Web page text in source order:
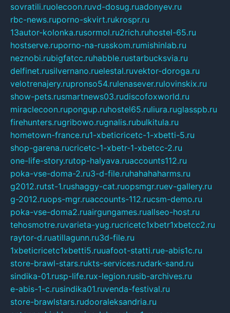
sovratili.ruolecoon.ruvd-dosug.ruadonyev.ru
rbc-news.ruporno-skvirt.rukrospr.ru
13autor-kolonka.rusormol.ru2rich.ruhostel-65.ru
hostserve.ruporno-na-russkom.rumishinlab.ru
neznobi.rubigfatcc.ruhabble.rustarbucksvia.ru
delfinet.rusilvernano.ruelestal.ruvektor-doroga.ru
velotrenajery.rupronso54.rulenasever.rulovinskix.ru
show-pets.rusmartnews03.rudiscofoxworld.ru
miraclecoon.rupongup.ruhostel65.ruliura.ruglasspb.ru
firehunters.rugribowo.rugnalis.rubulkitula.ru
hometown-france.ru1-xbeticricetc-1-xbetti-5.ru
shop-garena.rucricetc-1-xbetr-1-xbetcc-2.ru
one-life-story.rutop-halyava.ruaccounts112.ru
poka-vse-doma-2.ru3-d-file.ruhahahaharms.ru
g2012.rutst-1.rushaggy-cat.ruopsmgr.ruev-gallery.ru
g-2012.ruops-mgr.ruaccounts-112.rucsm-demo.ru
poka-vse-doma2.ruairgungames.ruallseo-host.ru
tehosmotre.ruvarieta-yug.rucricetc1xbetr1xbetcc2.ru
raytor-d.ruatillagunn.ru3d-file.ru
1xbeticricetc1xbetti5.ruuafoot-statti.rue-abis1c.ru
store-brawl-stars.rukts-services.rudark-sand.ru
sindika-01.rusp-life.rux-legion.rusib-archives.ru
e-abis-1-c.rusindika01.ruvenda-festival.ru
store-brawlstars.rudooraleksandria.ru